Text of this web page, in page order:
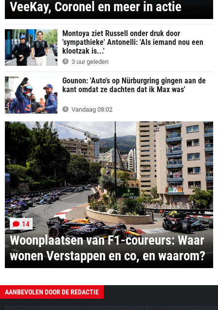
VeeKay, Coronel en meer in actie
Montoya ziet Russell onder druk door
'sympathieke' Antonelli: 'Als iemand nou een
klootzak is...'
3 uur geleden
Gounon: 'Auto's op Nürburgring gingen aan de
kant omdat ze dachten dat ik Max was'
Vandaag 08:02
Woonplaatsen van F1-coureurs: Waar
wonen Verstappen en co, en waarom?
14
AANBEVOLEN DOOR DE REDACTIE